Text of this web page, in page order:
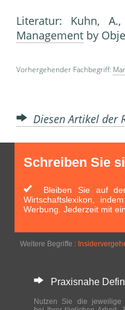
Literatur: Kuhn, A.,
Management by
Vorhergehender Fachbegriff:
Diesen Artikel der
Schreiben Sie
Bleiben Sie auf
Wirtschaftslexikon,
Werbung. Jederzeit mit
Weitere Begriffe :
Praxisnahe
Nutzen Sie die jeweilige